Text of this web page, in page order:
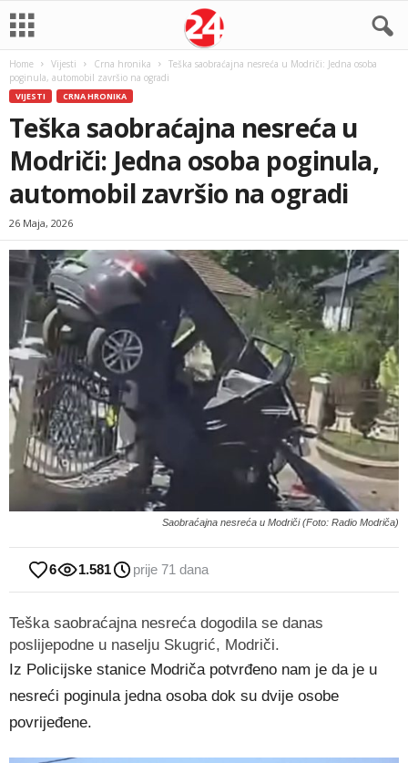
Home Vijesti Crna hronika
Teška saobraćajna nesreća u Modriči: Jedna osoba
poginula, automobil završio na ogradi
VIJESTI CRNA HRONIKA
Teška saobraćajna nesreća u
Modriči: Jedna osoba poginula,
automobil završio na ogradi
26 Maja, 2026
Saobraćajna nesreća u Modriči (Foto: Radio Modriča)
6 1.581 prije 71 dana
Teška saobraćajna nesreća dogodila se danas
poslijepodne u naselju Skugrić, Modriči.
Iz Policijske stanice Modriča potvrđeno nam je da je u
nesreći poginula jedna osoba dok su dvije osobe
povrijeđene.